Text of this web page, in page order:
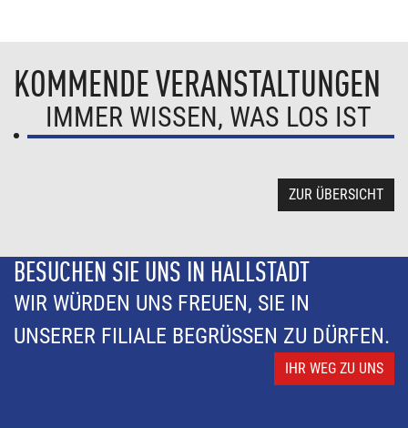
KOMMENDE VERANSTALTUNGEN
IMMER WISSEN, WAS LOS IST
ZUR ÜBERSICHT
BESUCHEN SIE UNS IN HALLSTADT
WIR WÜRDEN UNS FREUEN, SIE IN
UNSERER FILIALE BEGRÜSSEN ZU DÜRFEN.
IHR WEG ZU UNS